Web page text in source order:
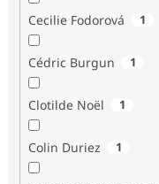
Cecilie Fodorová 1
Cédric Burgun 1
Clotilde Noël 1
Colin Duriez 1